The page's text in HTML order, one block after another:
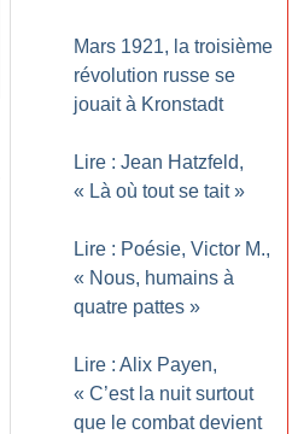
Mars 1921, la troisième
révolution russe se
jouait à Kronstadt
Lire : Jean Hatzfeld,
« Là où tout se tait »
Lire : Poésie, Victor M.,
« Nous, humains à
quatre pattes »
Lire : Alix Payen,
« C’est la nuit surtout
que le combat devient